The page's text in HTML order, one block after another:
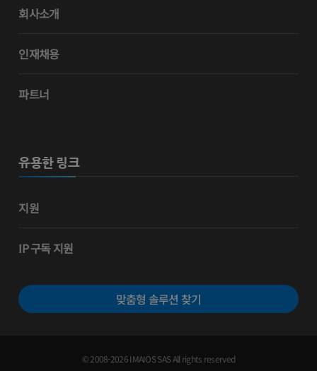
회사소개
인재채용
파트너
유용한 링크
지원
IP 구독 지원
맞춤형 솔루션 찾기
© 2008-2026 IMAIOS SAS All rights reserved